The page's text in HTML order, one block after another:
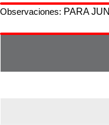
Observaciones: PARA